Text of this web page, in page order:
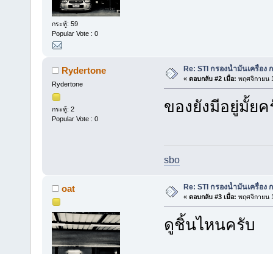
กระทู้: 59
Popular Vote : 0
Rydertone
Rydertone
กระทู้: 2
Popular Vote : 0
Re: STI กรองน้ำมันเครื่อง
« ตอบกลับ #2 เมื่อ: พฤศจิกายน
ของยังมีอยู่มั้ยค
sbo
oat Re: STI กรองน้ำมันเครื่อง
« ตอบกลับ #3 เมื่อ: พฤศจิกายน
ดูชิ้นไหนครับ